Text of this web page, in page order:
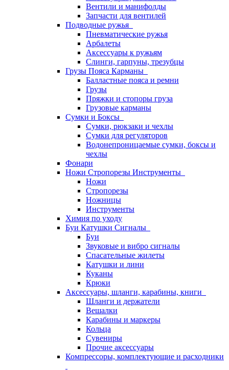
Вентили и манифолды
Запчасти для вентилей
Подводные ружья
Пневматические ружья
Арбалеты
Аксессуары к ружьям
Слинги, гарпуны, трезубцы
Грузы Пояса Карманы
Балластные пояса и ремни
Грузы
Пряжки и стопоры груза
Грузовые карманы
Сумки и Боксы
Сумки, рюкзаки и чехлы
Сумки для регуляторов
Водонепроницаемые сумки, боксы и
чехлы
Фонари
Ножи Стропорезы Инструменты
Ножи
Стропорезы
Ножницы
Инструменты
Химия по уходу
Буи Катушки Сигналы
Буи
Звуковые и вибро сигналы
Спасательные жилеты
Катушки и лини
Куканы
Крюки
Аксессуары, шланги, карабины, книги
Шланги и держатели
Вешалки
Карабины и маркеры
Кольца
Сувениры
Прочие аксессуары
Компрессоры, комплектующие и расходники